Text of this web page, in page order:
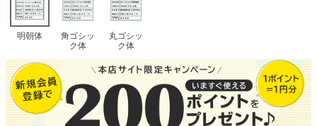
明朝体
角ゴシッ
ク体
丸ゴシッ
ク体